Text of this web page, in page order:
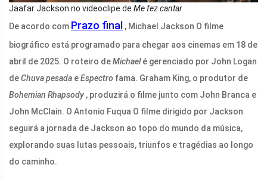
Jaafar Jackson no videoclipe de Me fez cantar
De acordo com Prazo final , Michael Jackson O filme
biográfico está programado para chegar aos cinemas em 18 de
abril de 2025. O roteiro deMichaelé gerenciado por John Logan
deChuva pesada eEspectro fama. Graham King, o produtor de
Bohemian Rhapsody , produzirá o filme junto com John Branca e
John McClain. O Antonio Fuqua O filme dirigido por Jackson
seguirá a jornada de Jackson ao topo do mundo da música,
explorando suas lutas pessoais, triunfos e tragédias ao longo
do caminho.